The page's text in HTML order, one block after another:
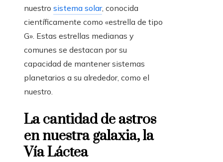
nuestro sistema solar, conocida
científicamente como «estrella de tipo
G». Estas estrellas medianas y
comunes se destacan por su
capacidad de mantener sistemas
planetarios a su alrededor, como el
nuestro.
La cantidad de astros
en nuestra galaxia, la
Vía Láctea